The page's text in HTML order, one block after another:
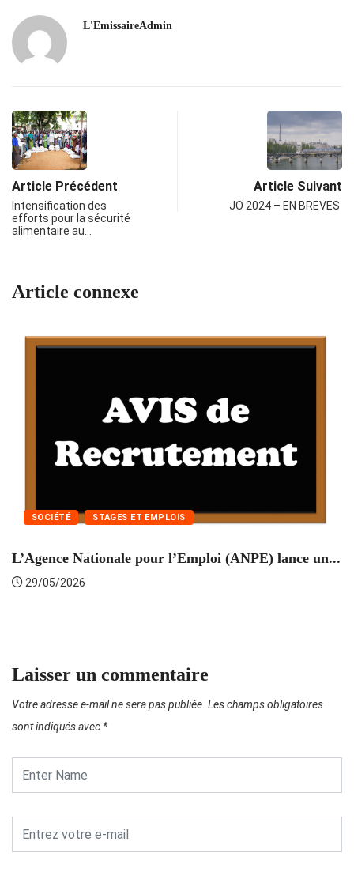
L'EmissaireAdmin
Article Précédent
Intensification des
efforts pour la sécurité
alimentaire au…
Article Suivant
JO 2024 – EN BREVES
Article connexe
SOCIÉTÉ STAGES ET EMPLOIS
L’Agence Nationale pour l’Emploi (ANPE) lance un...
29/05/2026
Laisser un commentaire
Votre adresse e-mail ne sera pas publiée. Les champs obligatoires
sont indiqués avec *